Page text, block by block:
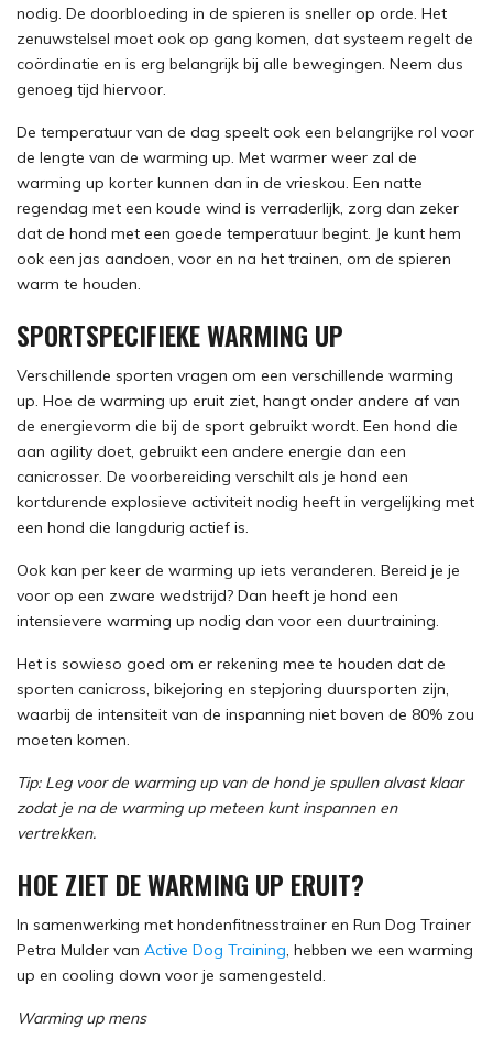
nodig. De doorbloeding in de spieren is sneller op orde. Het
zenuwstelsel moet ook op gang komen, dat systeem regelt de
coördinatie en is erg belangrijk bij alle bewegingen. Neem dus
genoeg tijd hiervoor.
De temperatuur van de dag speelt ook een belangrijke rol voor
de lengte van de warming up. Met warmer weer zal de
warming up korter kunnen dan in de vrieskou. Een natte
regendag met een koude wind is verraderlijk, zorg dan zeker
dat de hond met een goede temperatuur begint. Je kunt hem
ook een jas aandoen, voor en na het trainen, om de spieren
warm te houden.
SPORTSPECIFIEKE WARMING UP
Verschillende sporten vragen om een verschillende warming
up. Hoe de warming up eruit ziet, hangt onder andere af van
de energievorm die bij de sport gebruikt wordt. Een hond die
aan agility doet, gebruikt een andere energie dan een
canicrosser. De voorbereiding verschilt als je hond een
kortdurende explosieve activiteit nodig heeft in vergelijking met
een hond die langdurig actief is.
Ook kan per keer de warming up iets veranderen. Bereid je je
voor op een zware wedstrijd? Dan heeft je hond een
intensievere warming up nodig dan voor een duurtraining.
Het is sowieso goed om er rekening mee te houden dat de
sporten canicross, bikejoring en stepjoring duursporten zijn,
waarbij de intensiteit van de inspanning niet boven de 80% zou
moeten komen.
Tip: Leg voor de warming up van de hond je spullen alvast klaar
zodat je na de warming up meteen kunt inspannen en
vertrekken.
HOE ZIET DE WARMING UP ERUIT?
In samenwerking met hondenfitnesstrainer en Run Dog Trainer
Petra Mulder van Active Dog Training, hebben we een warming
up en cooling down voor je samengesteld.
Warming up mens